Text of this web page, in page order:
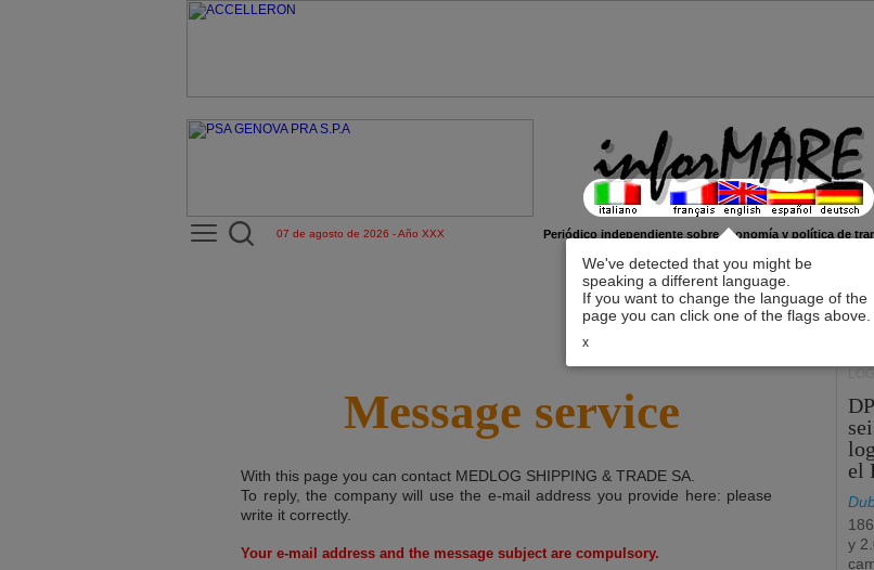
We've detected that you might be
speaking a different language.
If you want to change the language of the
page you can click one of the flags above.
x
07 de agosto de 2026 - Año XXX Periódico independiente sobre economía y política de
Message service
With this page you can contact MEDLOG SHIPPING & TRADE SA
To reply, the company will use the e-mail address you provide here: please
write it correctly.
Your e-mail address and the message subject are compulsory.
el
y